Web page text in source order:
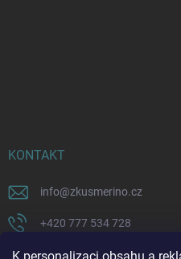
KONTAKT
info@zkusmerino.cz
+420 777 534 728
https://